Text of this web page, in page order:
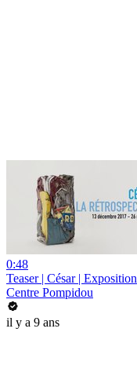
0:48
Teaser | César | Exposition
Centre Pompidou
il y a 9 ans